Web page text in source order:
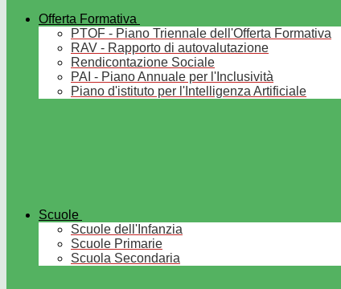
Offerta Formativa
PTOF - Piano Triennale dell'Offerta Formativa
RAV - Rapporto di autovalutazione
Rendicontazione Sociale
PAI - Piano Annuale per l'Inclusività
Piano d'istituto per l'Intelligenza Artificiale
Scuole
Scuole dell'Infanzia
Scuole Primarie
Scuola Secondaria